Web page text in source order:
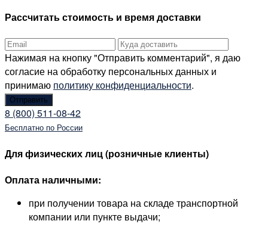
Рассчитать стоимость и время доставки
Нажимая на кнопку "Отправить комментарий", я даю
согласие на обработку персональных данных и
принимаю политику конфиденциальности.
8 (800) 511-08-42
Бесплатно по России
Для физических лиц (розничные клиенты)
Оплата наличными:
при получении товара на складе транспортной
компании или пункте выдачи;